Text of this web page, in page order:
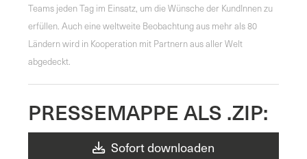
Teams jeden Tag im Einsatz, um die Wünsche der KundInnen zu
erfüllen. Auch eine weltweite Beobachtung aus mehr als 80
Ländern wird in Kooperation mit Partnern aus aller Welt
abgedeckt.
PRESSEMAPPE ALS .ZIP:
Sofort downloaden